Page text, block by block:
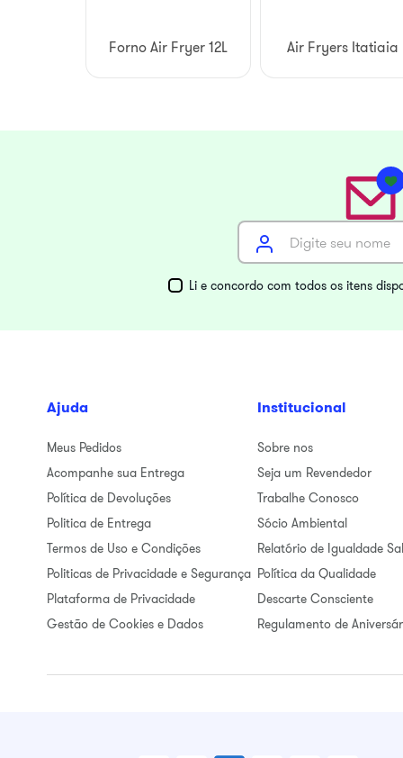
Forno Air Fryer 12L Air Fryers Itatiaia
Li e concordo com todos os itens
Ajuda
Meus Pedidos
Acompanhe sua Entrega
Política de Devoluções
Politica de Entrega
Termos de Uso e Condições
Politicas de Privacidade e Segurança
Plataforma de Privacidade
Gestão de Cookies e Dados
Institucional
Sobre nos
Seja um Revendedor
Trabalhe Conosco
Sócio Ambiental
Relatório de Igualdade
Política da Qualidade
Descarte Consciente
Regulamento de